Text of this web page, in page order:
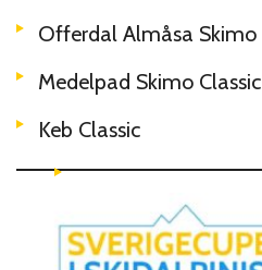
Offerdal Almåsa Skimo
Medelpad Skimo Classic
Keb Classic